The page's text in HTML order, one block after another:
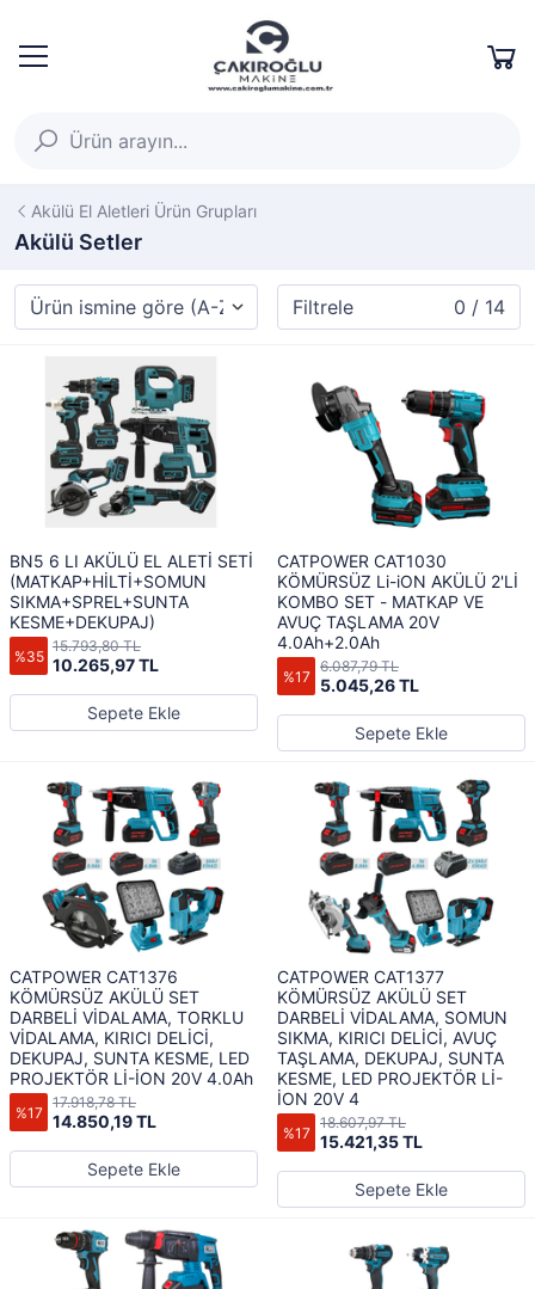
Akülü El Aletleri Ürün Grupları
Akülü Setler
Filtrele 0 / 14
BN5 6 LI AKÜLÜ EL ALETİ SETİ
(MATKAP+HİLTİ+SOMUN
SIKMA+SPREL+SUNTA
KESME+DEKUPAJ)
%35 10.265,97 TL
15.793,80 TL
Sepete Ekle
CATPOWER CAT1030
KÖMÜRSÜZ Li-iON AKÜLÜ 2'Lİ
KOMBO SET - MATKAP VE
AVUÇ TAŞLAMA 20V
4.0Ah+2.0Ah
%17 5.045,26 TL
6.087,79 TL
Sepete Ekle
CATPOWER CAT1376
KÖMÜRSÜZ AKÜLÜ SET
DARBELİ VİDALAMA, TORKLU
VİDALAMA, KIRICI DELİCİ,
DEKUPAJ, SUNTA KESME, LED
PROJEKTÖR Lİ-İON 20V 4.0Ah
%17 14.850,19 TL
17.918,78 TL
Sepete Ekle
CATPOWER CAT1377
KÖMÜRSÜZ AKÜLÜ SET
DARBELİ VİDALAMA, SOMUN
SIKMA, KIRICI DELİCİ, AVUÇ
TAŞLAMA, DEKUPAJ, SUNTA
KESME, LED PROJEKTÖR Lİ-
İON 20V 4
%17 15.421,35 TL
18.607,97 TL
Sepete Ekle